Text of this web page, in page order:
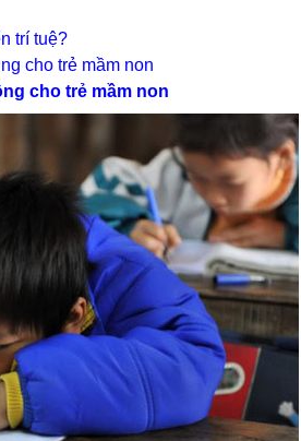
trí tuệ?
cho trẻ mầm non
cho trẻ mầm non